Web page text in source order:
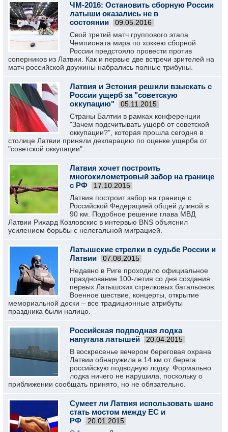
ЧМ-2016: Остановить сборную России
латыши оказались не в
состоянии
09.05.2016
Свой третий матч группового этапа
Чемпионата мира по хоккею сборной
России предстояло провести против
соперников из Латвии. Как и первые две встречи зрителей на
матч российской дружины набрались полные трибуны.
Латвия и Эстония решили взыскать с
России ущерб за "советскую
оккупацию"
05.11.2015
Страны Балтии в рамках конференции
"Зачем подсчитывать ущерб от советской
оккупации?", которая прошла сегодня в
столице Латвии приняли декларацию по оценке ущерба от
"советской оккупации".
Латвия хочет построить
многокилометровый забор на границе
с РФ
17.10.2015
Латвия построит забор на границе с
Российской Федерацией общей длиной в
90 км. Подобное решение глава МВД
Латвии Рихард Козловскис в интервью BNS объяснил
усилением борьбы с нелегальной миграцией.
Латышские стрелки в судьбе России и
Латвии
07.08.2015
Недавно в Риге проходило официальное
празднование 100-летия со дня создания
первых Латышских стрелковых батальонов.
Военное шествие, концерты, открытие
мемориальной доски – все традиционные атрибуты
праздника были налицо.
Российская подводная лодка
напугала латышей
20.04.2015
В воскресенье вечером береговая охрана
Латвии обнаружила в 14 км от берега
российскую подводную лодку. Формально
лодка ничего не нарушила, поскольку о
приближении сообщать принято, но не обязательно.
Сумеет ли Латвия использовать шанс
стать мостом между ЕС и
РФ
20.01.2015